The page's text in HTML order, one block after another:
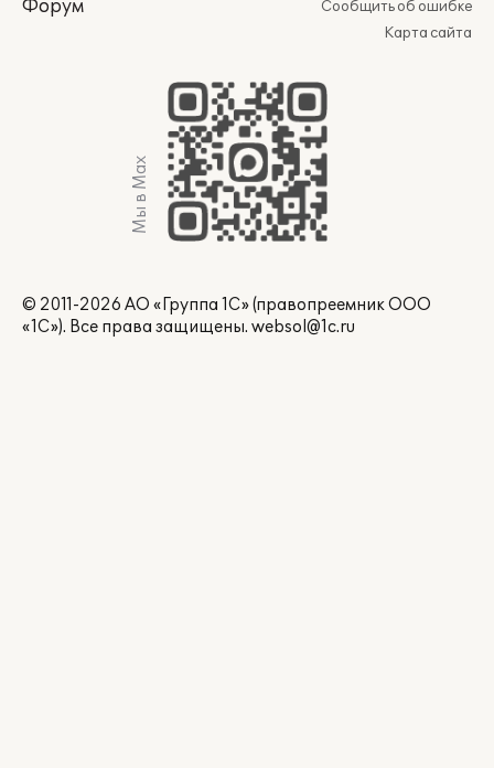
Форум
Сообщить об ошибке
Карта сайта
Мы в Max
© 2011-2026 АО «Группа 1С» (правопреемник ООО
«1С»). Все права защищены. websol@1c.ru